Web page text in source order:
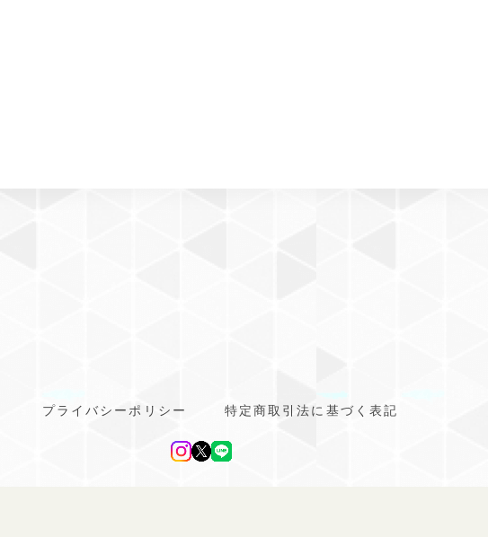
プライバシーポリシー 特定商取引法に基づく表記